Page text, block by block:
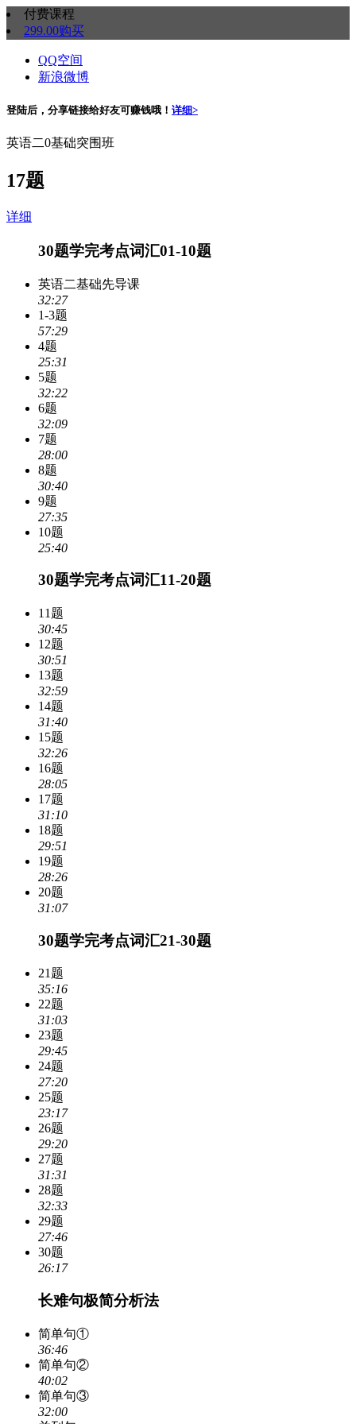
付费课程
299.00购买
QQ空间
新浪微博
登陆后，分享链接给好友可赚钱哦！ 详细>
英语二0基础突围班
17题
详细
30题学完考点词汇01-10题
英语二基础先导课
32:27
1-3题
57:29
4题
25:31
5题
32:22
6题
32:09
7题
28:00
8题
30:40
9题
27:35
10题
25:40
30题学完考点词汇11-20题
11题
30:45
12题
30:51
13题
32:59
14题
31:40
15题
32:26
16题
28:05
17题
31:10
18题
29:51
19题
28:26
20题
31:07
30题学完考点词汇21-30题
21题
35:16
22题
31:03
23题
29:45
24题
27:20
25题
23:17
26题
29:20
27题
31:31
28题
32:33
29题
27:46
30题
26:17
长难句极简分析法
简单句①
36:46
简单句②
40:02
简单句③
32:00